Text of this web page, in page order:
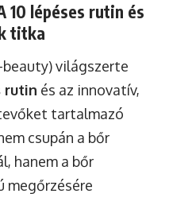
10 lépéses rutin és
titka
beauty) világszerte
rutin és az innovatív,
tartalmazó
csupán a bőr
hanem a bőr
megőrzésére